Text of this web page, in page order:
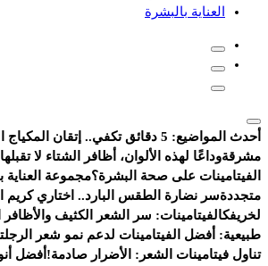
العناية بالبشرة
أحدث المواضيع:
5 دقائق تكفي.. إتقان المكياج
مشرقةوداعًا لهذه الألوان، أظافر الشتاء لا تقبلها
الفيتامينات على صحة البشرة؟مجموعة العناية
متجددةسر نضارة الطقس البارد.. اختاري
لخريفكالفيتامينات: سر الشعر الكثيف والأظافر
طبيعية: أفضل الفيتامينات لدعم نمو شعر الرجل
تناول فيتامينات الشعر: الأضرار صادمة! أفضل